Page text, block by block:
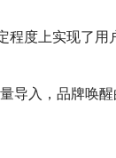
度上实现了
导入，品牌唤醒